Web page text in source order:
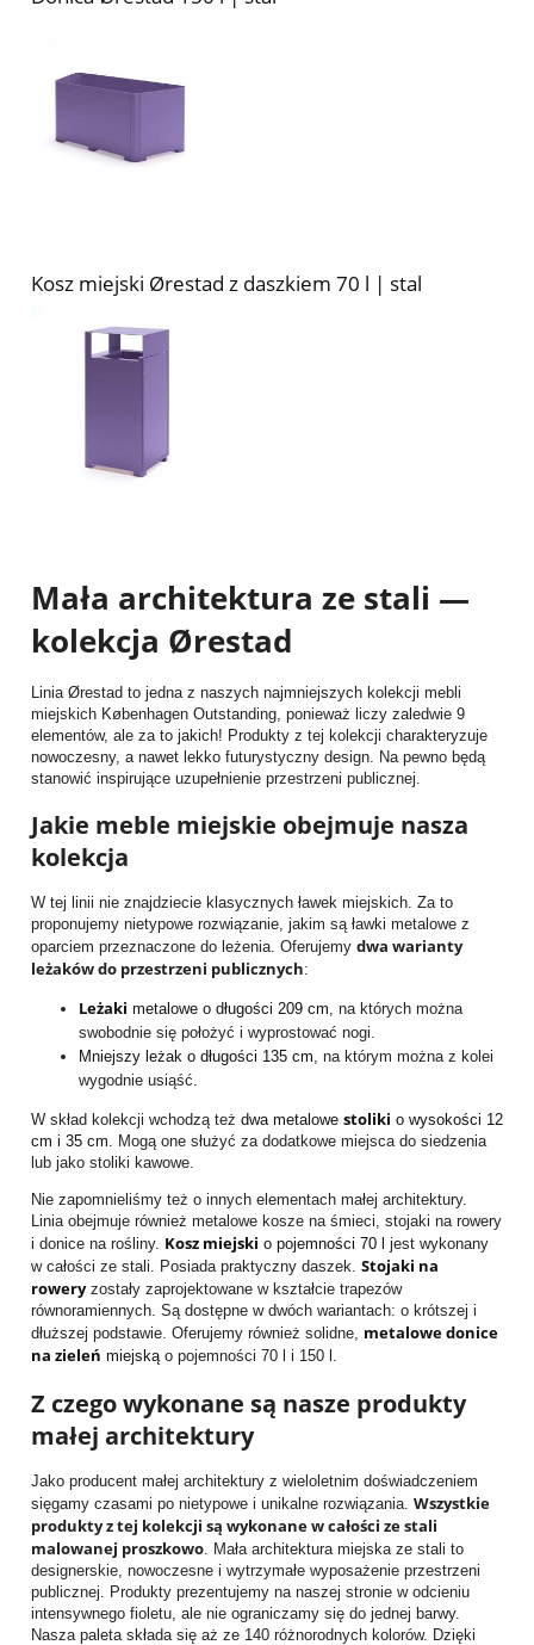
Kosz miejski Ørestad z daszkiem 70 l | stal
Mała architektura ze stali —
kolekcja Ørestad
Linia Ørestad to jedna z naszych najmniejszych kolekcji mebli
miejskich Københagen Outstanding, ponieważ liczy zaledwie 9
elementów, ale za to jakich! Produkty z tej kolekcji charakteryzuje
nowoczesny, a nawet lekko futurystyczny design. Na pewno będą
stanowić inspirujące uzupełnienie przestrzeni publicznej.
Jakie meble miejskie obejmuje nasza
kolekcja
W tej linii nie znajdziecie klasycznych ławek miejskich. Za to
proponujemy nietypowe rozwiązanie, jakim są ławki metalowe z
oparciem przeznaczone do leżenia. Oferujemy dwa warianty
leżaków do przestrzeni publicznych:
Leżaki metalowe o długości 209 cm, na których można
swobodnie się położyć i wyprostować nogi.
Mniejszy leżak o długości 135 cm, na którym można z kolei
wygodnie usiąść.
W skład kolekcji wchodzą też dwa metalowe stoliki o wysokości 12
cm i 35 cm. Mogą one służyć za dodatkowe miejsca do siedzenia
lub jako stoliki kawowe.
Nie zapomnieliśmy też o innych elementach małej architektury.
Linia obejmuje również metalowe kosze na śmieci, stojaki na rowery
i donice na rośliny. Kosz miejski o pojemności 70 l
jest wykonany
w całości ze stali. Posiada praktyczny daszek. Stojaki na
roweryzostały zaprojektowane w kształcie trapezów
równoramiennych. Są dostępne w dwóch wariantach: o krótszej i
dłuższej podstawie. Oferujemy również solidne, metalowe donice
na zieleń miejskąo pojemności 70 l i 150 l.
Z czego wykonane są nasze produkty
małej architektury
Jako producent małej architektury z wieloletnim doświadczeniem
sięgamy czasami po nietypowe i unikalne rozwiązania. Wszystkie
produkty z tej kolekcji są wykonane w całości ze stali
malowanej proszkowo . Mała architektura miejska ze stali to
designerskie, nowoczesne i wytrzymałe wyposażenie przestrzeni
publicznej. Produkty prezentujemy na naszej stronie w odcieniu
intensywnego fioletu, ale nie ograniczamy się do jednej barwy.
Nasza paleta składa się aż ze 140 różnorodnych kolorów. Dzięki